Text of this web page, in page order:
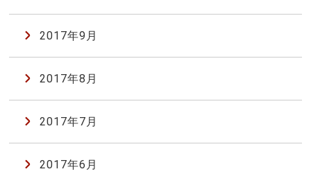
2017年9月
2017年8月
2017年7月
2017年6月